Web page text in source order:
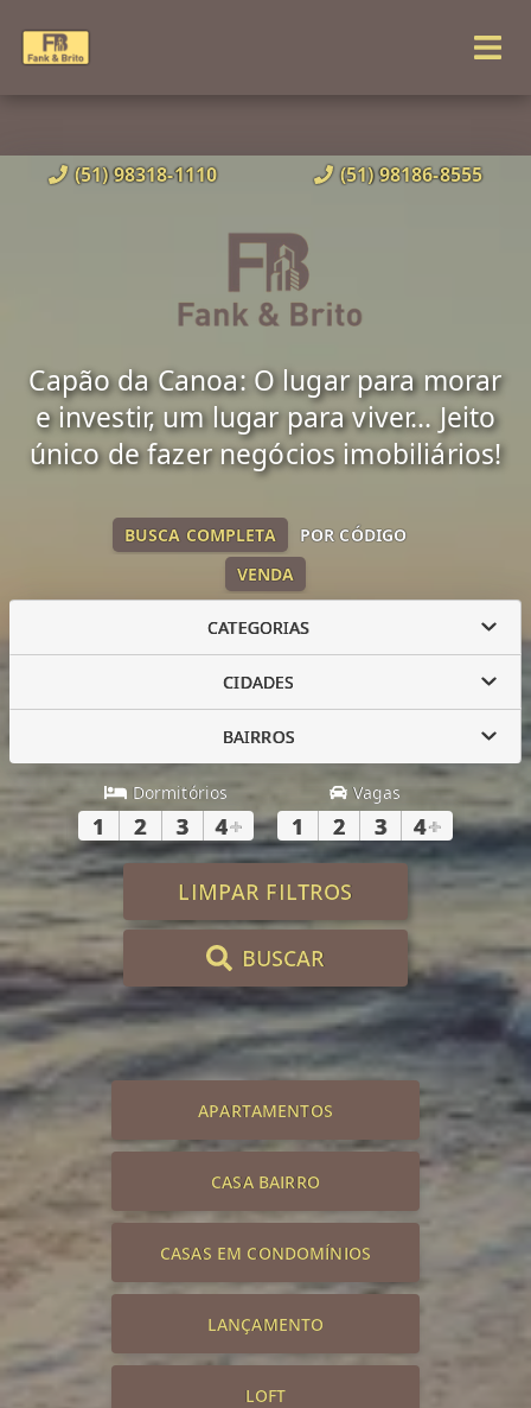
(51) 98318-1110 (51) 98186-8555
Capão da Canoa: O lugar para morar
e investir, um lugar para viver... Jeito
único de fazer negócios imobiliários!
VENDA
BUSCA COMPLETA POR CÓDIGO
CATEGORIAS
CIDADES
BAIRROS
Dormitórios
1 2 3 4+
Vagas
1 2 3 4+
LIMPAR FILTROS
BUSCAR
APARTAMENTOS
CASA BAIRRO
CASAS EM CONDOMÍNIOS
LANÇAMENTO
LOFT